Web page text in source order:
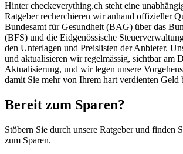
Hinter checkeverything.ch steht eine
Ratgeber recherchieren wir anhand offizieller
Bundesamt für Gesundheit (BAG) über das
(BFS) und die Eidgenössische
den Unterlagen und Preislisten der Anbieter.
und aktualisieren wir regelmässig, sichtbar am
Aktualisierung, und wir legen unsere
damit Sie mehr von Ihrem hart verdienten Geld
Bereit zum Sparen?
Stöbern Sie durch unsere Ratgeber und finden
zum Sparen.